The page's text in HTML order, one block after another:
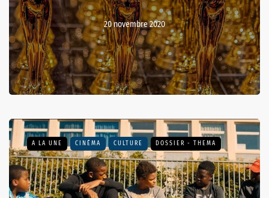
20 novembre 2020
A LA UNE CINÉMA CULTURE DOSSIER - THEMA